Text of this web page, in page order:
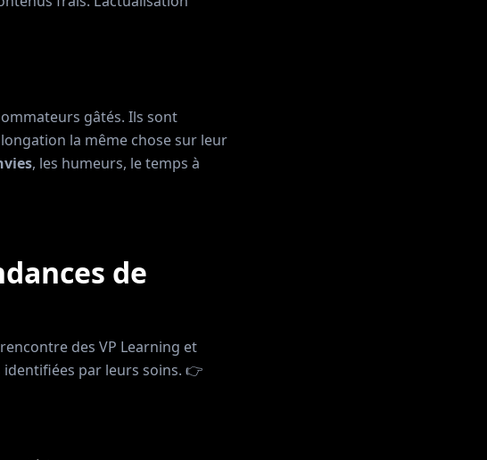
gâtés. Ils sont
la même chose sur leur
, les humeurs, le temps à
de
des VP Learning et
par leurs soins. 👉